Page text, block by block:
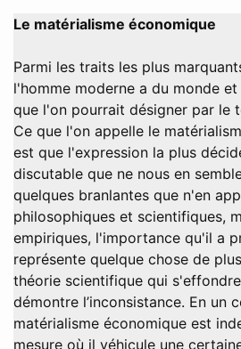
Le matérialisme économique
Parmi les traits les plus
l'homme moderne a du monde
que l'on pourrait désigner par le
Ce que l'on appelle le
est que l'expression la plus
discutable que ne nous en
quelques branlantes que n'en
philosophiques et scientifiques,
empiriques, l'importance qu'il a
représente quelque chose de
théorie scientifique qui
démontre l’inconsistance. En un
matérialisme économique est
mesure où il véhicule une